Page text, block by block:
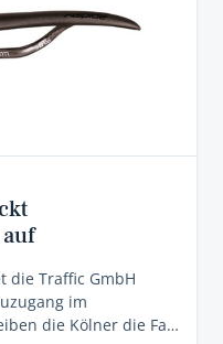
die Traffic GmbH
im
die Kölner die Fa…